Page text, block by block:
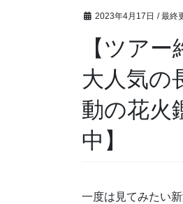
2023年4月17日 / 最終
【ツアー
大人気の
動の花火
中】
一度は見てみたい